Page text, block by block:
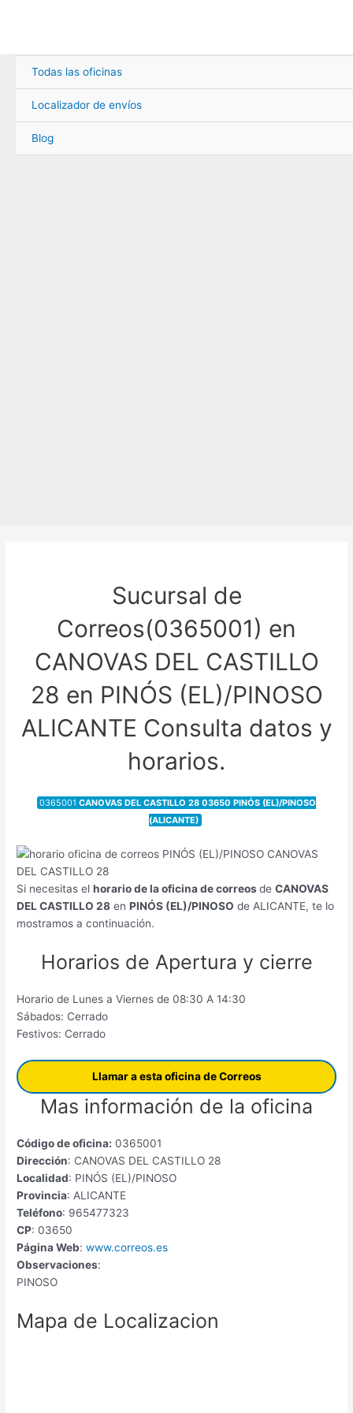
Todas las oficinas
Localizador de envíos
Blog
Sucursal de
Correos(0365001) en
CANOVAS DEL CASTILLO
28 en PINÓS (EL)/PINOSO
ALICANTE Consulta datos y
horarios.
0365001CANOVAS DEL CASTILLO 28 03650 PINÓS (EL)/PINOSO
(ALICANTE)
Si necesitas elhorario de la oficina de correosdeCANOVAS
DEL CASTILLO 28 enPINÓS (EL)/PINOSO de ALICANTE, te lo
mostramos a continuación.
Horarios de Apertura y cierre
Horario de Lunes a Viernes de 08:30 A 14:30
Sábados: Cerrado
Festivos: Cerrado
Llamar a esta oficina de Correos
Mas información de la oficina
Código de oficina: 0365001
Dirección: CANOVAS DEL CASTILLO 28
Localidad: PINÓS (EL)/PINOSO
Provincia: ALICANTE
Teléfono: 965477323
CP: 03650
Página Web: www.correos.es
Observaciones:
PINOSO
Mapa de Localizacion